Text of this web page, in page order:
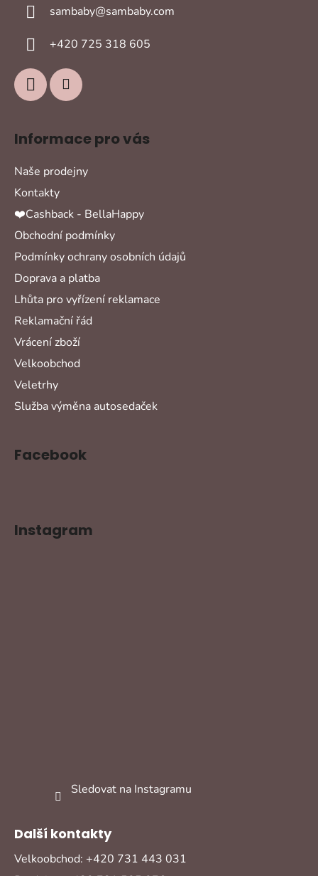
sambaby@sambaby.com
+420 725 318 605
Informace pro vás
Naše prodejny
Kontakty
❤️Cashback - BellaHappy
Obchodní podmínky
Podmínky ochrany osobních údajů
Doprava a platba
Lhůta pro vyřízení reklamace
Reklamační řád
Vrácení zboží
Velkoobchod
Veletrhy
Služba výměna autosedaček
Facebook
Instagram
Sledovat na Instagramu
Další kontakty
Velkoobchod: +420 731 443 031